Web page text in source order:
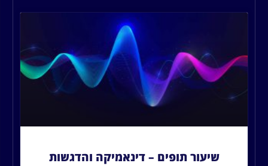
שיעור תופים – דינאמיקה והדגשות